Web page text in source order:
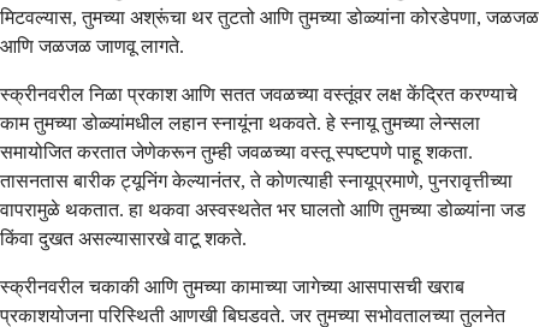
मिटवल्यास, तुमच्या अश्रूंचा थर तुटतो आणि तुमच्या डोळ्यांना कोरडेपणा, जळजळ
आणि जळजळ जाणवू लागते.
स्क्रीनवरील निळा प्रकाश आणि सतत जवळच्या वस्तूंवर लक्ष केंद्रित करण्याचे
काम तुमच्या डोळ्यांमधील लहान स्नायूंना थकवते. हे स्नायू तुमच्या लेन्सला
समायोजित करतात जेणेकरून तुम्ही जवळच्या वस्तू स्पष्टपणे पाहू शकता.
तासनतास बारीक ट्यूनिंग केल्यानंतर, ते कोणत्याही स्नायूप्रमाणे, पुनरावृत्तीच्या
वापरामुळे थकतात. हा थकवा अस्वस्थतेत भर घालतो आणि तुमच्या डोळ्यांना जड
किंवा दुखत असल्यासारखे वाटू शकते.
स्क्रीनवरील चकाकी आणि तुमच्या कामाच्या जागेच्या आसपासची खराब
प्रकाशयोजना परिस्थिती आणखी बिघडवते. जर तुमच्या सभोवतालच्या तुलनेत